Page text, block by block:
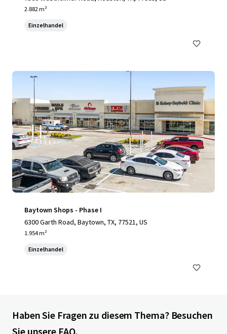
2.882 m²
Einzelhandel
Baytown Shops - Phase I
6300 Garth Road, Baytown, TX, 77521, US
1.954 m²
Einzelhandel
Haben Sie Fragen zu diesem Thema? Besuchen
Sie unsere FAQ.